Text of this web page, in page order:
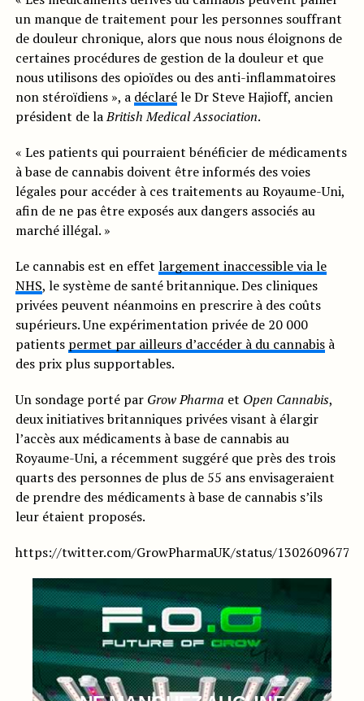
un manque de traitement pour les personnes souffrant
de douleur chronique, alors que nous nous éloignons de
certaines procédures de gestion de la douleur et que
nous utilisons des opioïdes ou des anti-inflammatoires
non stéroïdiens », a déclaréle Dr Steve Hajioff, ancien
président de laBritish Medical Association.
« Les patients qui pourraient bénéficier de médicaments
à base de cannabis doivent être informés des voies
légales pour accéder à ces traitements au Royaume-Uni,
afin de ne pas être exposés aux dangers associés au
marché illégal. »
Le cannabis est en effet largement inaccessible via le
NHS, le système de santé britannique. Des cliniques
privées peuvent néanmoins en prescrire à des coûts
supérieurs. Une expérimentation privée de 20 000
patients permet par ailleurs d’accéder à du cannabisà
des prix plus supportables.
Un sondage porté par Grow Pharma et Open Cannabis,
deux initiatives britanniques privées visant à élargir
l’accès aux médicaments à base de cannabis au
Royaume-Uni, a récemment suggéré que près des trois
quarts des personnes de plus de 55 ans envisageraient
de prendre des médicaments à base de cannabis s’ils
leur étaient proposés.
https://twitter.com/GrowPharmaUK/status/